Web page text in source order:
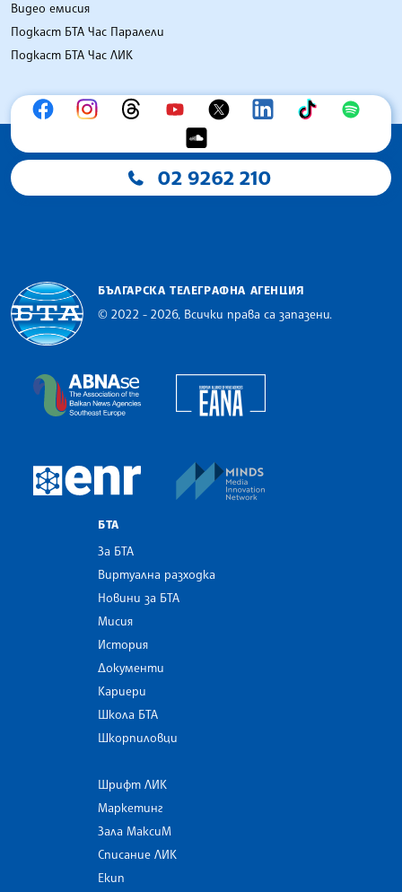
Видео емисия
Подкаст БТА Час Паралели
Подкаст БТА Час ЛИК
02 9262 210
БЪЛГАРСКА ТЕЛЕГРАФНА АГЕНЦИЯ
© 2022 - 2026, Всички права са запазени.
The Assocoation of the Balkan News Agencies
European Newsroom
БТА
За БТА
Виртуална разходка
Новини за БТА
Мисия
История
Документи
Кариери
Школа БТА
Шкорпиловци
Шрифт ЛИК
Маркетинг
Зала МаксиМ
Списание ЛИК
Екип